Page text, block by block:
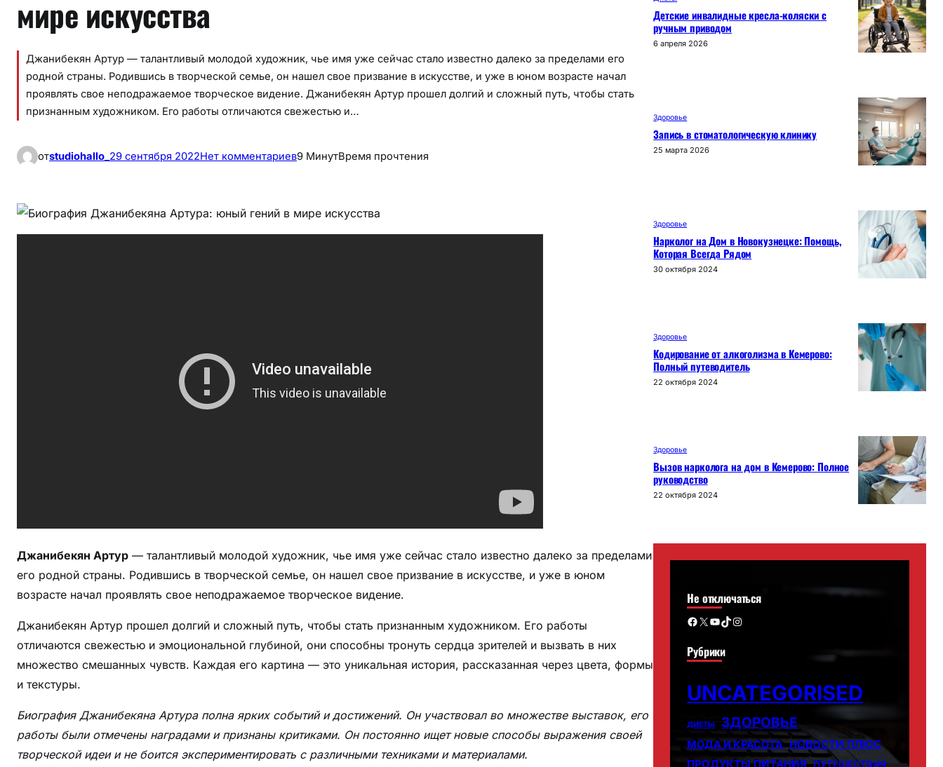
мире искусства
Джанибекян Артур — талантливый молодой художник, чье имя уже сейчас стало известно далеко за пределами его
родной страны. Родившись в творческой семье, он нашел свое призвание в искусстве, и уже в юном возрасте начал
проявлять свое неподражаемое творческое видение. Джанибекян Артур прошел долгий и сложный путь, чтобы стать
признанным художником. Его работы отличаются свежестью и…
отstudiohallo_ 29 сентября 2022Нет комментариевк
о
а
и
т
у
р
—
ю
н
г
е
н
9 МинутВремя прочтения
Джанибекян Артур — талантливый молодой художник, чье имя уже сейчас стало известно далеко за пределами
его родной страны. Родившись в творческой семье, он нашел свое призвание в искусстве, и уже в юном
возрасте начал проявлять свое неподражаемое творческое видение.
Джанибекян Артур прошел долгий и сложный путь, чтобы стать признанным художником. Его работы
отличаются свежестью и эмоциональной глубиной, они способны тронуть сердца зрителей и вызвать в них
множество смешанных чувств. Каждая его картина — это уникальная история, рассказанная через цвета, формы
и текстуры.
Биография Джанибекяна Артура полна ярких событий и достижений. Он участвовал во множестве выставок, его
работы были отмечены наградами и признаны критиками. Он постоянно ищет новые способы выражения своей
творческой идеи и не боится экспериментировать с различными техниками и материалами.
Детские инвалидные кресла-коляски с
ручным приводом
6 апреля 2026
Здоровье
Запись в стоматологическую клинику
25 марта 2026
Здоровье
Нарколог на Дом в Новокузнецке: Помощь,
Которая Всегда Рядом
30 октября 2024
Здоровье
Кодирование от алкоголизма в Кемерово:
Полный путеводитель
22 октября 2024
Здоровье
Вызов нарколога на дом в Кемерово: Полное
руководство
22 октября 2024
Не отключаться
Facebook X YouTube TikTok Instagram
Рубрики
UNCATEGORISED
ДИЕТЫ ЗДОРОВЬЕ
МОДА И КРАСОТА НОВОСТИ ПЛЮС
ПРОДУКТЫ ПИТАНИЯ ПУТЕШЕСТВИЯ